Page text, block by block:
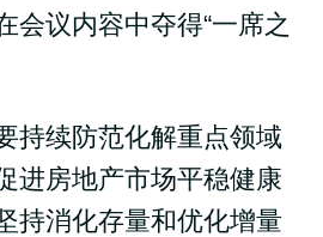
会议内容中夺得“一席之
持续防范化解重点领域
进房地产市场平稳健康
持消化存量和优化增量